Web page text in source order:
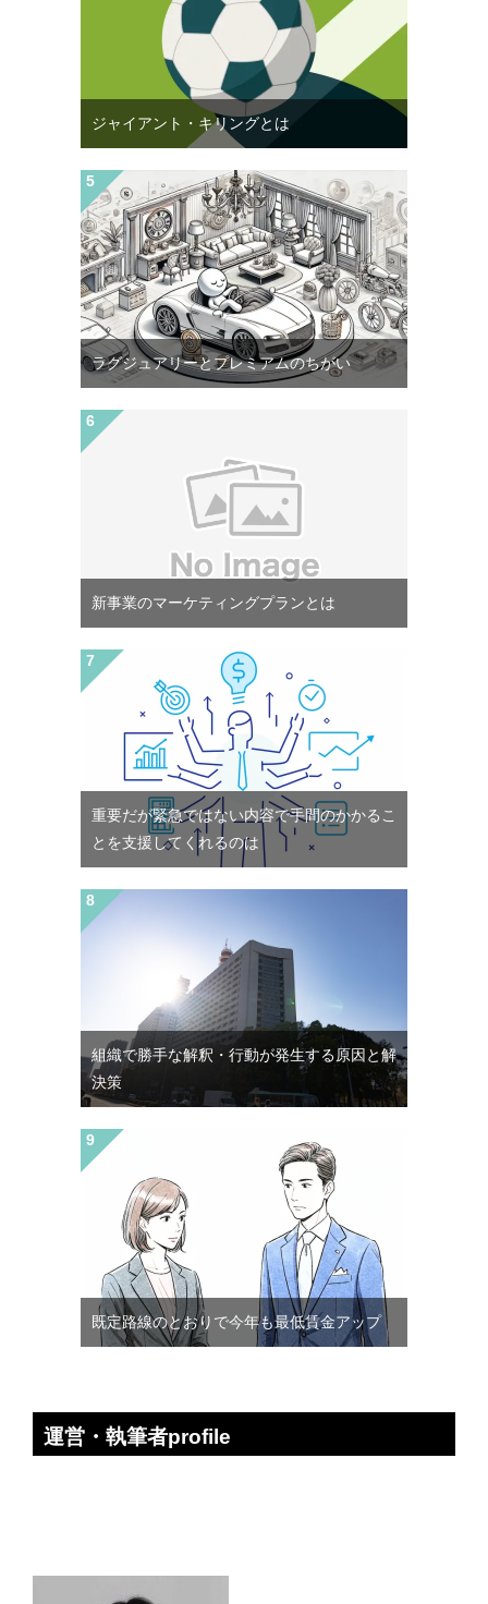
ジャイアント・キリングとは
ラグジュアリーとプレミアムのちがい
新事業のマーケティングプランとは
重要だが緊急ではない内容で手間のかかるこ
とを支援してくれるのは
組織で勝手な解釈・行動が発生する原因と解
決策
既定路線のとおりで今年も最低賃金アップ
運営・執筆者profile